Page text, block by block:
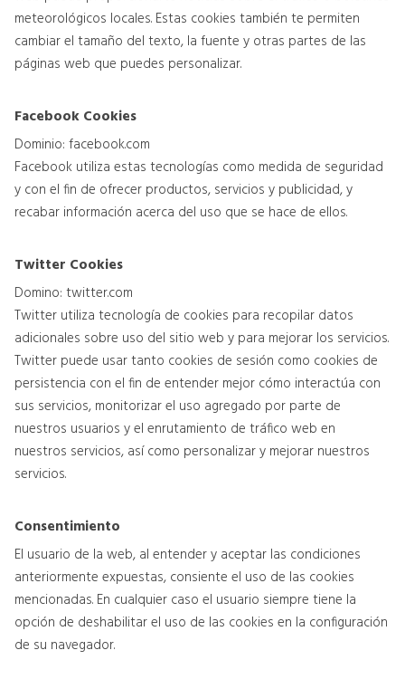
meteorológicos locales. Estas cookies también te permiten
cambiar el tamaño del texto, la fuente y otras partes de las
páginas web que puedes personalizar.
Facebook Cookies
Dominio: facebook.com
Facebook utiliza estas tecnologías como medida de seguridad
y con el fin de ofrecer productos, servicios y publicidad, y
recabar información acerca del uso que se hace de ellos.
Twitter Cookies
Domino: twitter.com
Twitter utiliza tecnología de cookies para recopilar datos
adicionales sobre uso del sitio web y para mejorar los servicios.
Twitter puede usar tanto cookies de sesión como cookies de
persistencia con el fin de entender mejor cómo interactúa con
sus servicios, monitorizar el uso agregado por parte de
nuestros usuarios y el enrutamiento de tráfico web en
nuestros servicios, así como personalizar y mejorar nuestros
servicios.
Consentimiento
El usuario de la web, al entender y aceptar las condiciones
anteriormente expuestas, consiente el uso de las cookies
mencionadas. En cualquier caso el usuario siempre tiene la
opción de deshabilitar el uso de las cookies en la configuración
de su navegador.